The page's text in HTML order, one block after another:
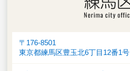
〒176-8501
東京都練馬区豊玉北6丁目12番1号